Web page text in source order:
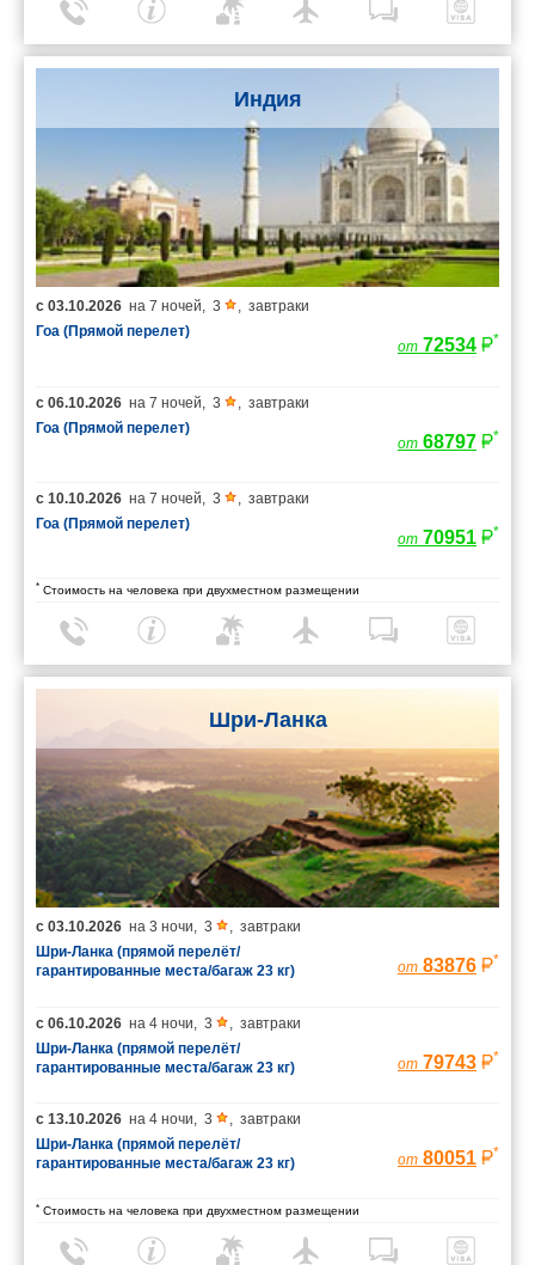
Индия
с 03.10.2026 на 7 ночей, 3 , завтраки
Гоа (Прямой перелет)
от 72534 *
с 06.10.2026 на 7 ночей, 3 , завтраки
Гоа (Прямой перелет)
от 68797 *
с 10.10.2026 на 7 ночей, 3 , завтраки
Гоа (Прямой перелет)
от 70951 *
* Стоимость на человека при двухместном размещении
Шри-Ланка
с 03.10.2026 на 3 ночи, 3 , завтраки
Шри-Ланка (прямой перелёт/
гарантированные места/багаж 23 кг)
от 83876 *
с 06.10.2026 на 4 ночи, 3 , завтраки
Шри-Ланка (прямой перелёт/
гарантированные места/багаж 23 кг)
от 79743 *
с 13.10.2026 на 4 ночи, 3 , завтраки
Шри-Ланка (прямой перелёт/
гарантированные места/багаж 23 кг)
от 80051 *
* Стоимость на человека при двухместном размещении